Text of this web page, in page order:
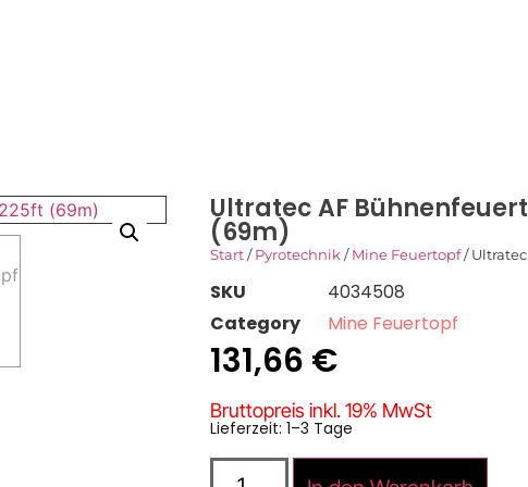
Ultratec AF
(69m)
Start/Pyrotechnik /Mine Feuertopf/ Ultratec
SKU
4034508
Category
Mine Feuertopf
131,66 €
Bruttopreis inkl. 19% MwSt
Lieferzeit: 1–3 Tage